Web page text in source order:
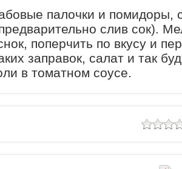
палочки и помидоры,
слив сок).
поперчить по вкусу и
заправок, салат и так
в томатном соусе.